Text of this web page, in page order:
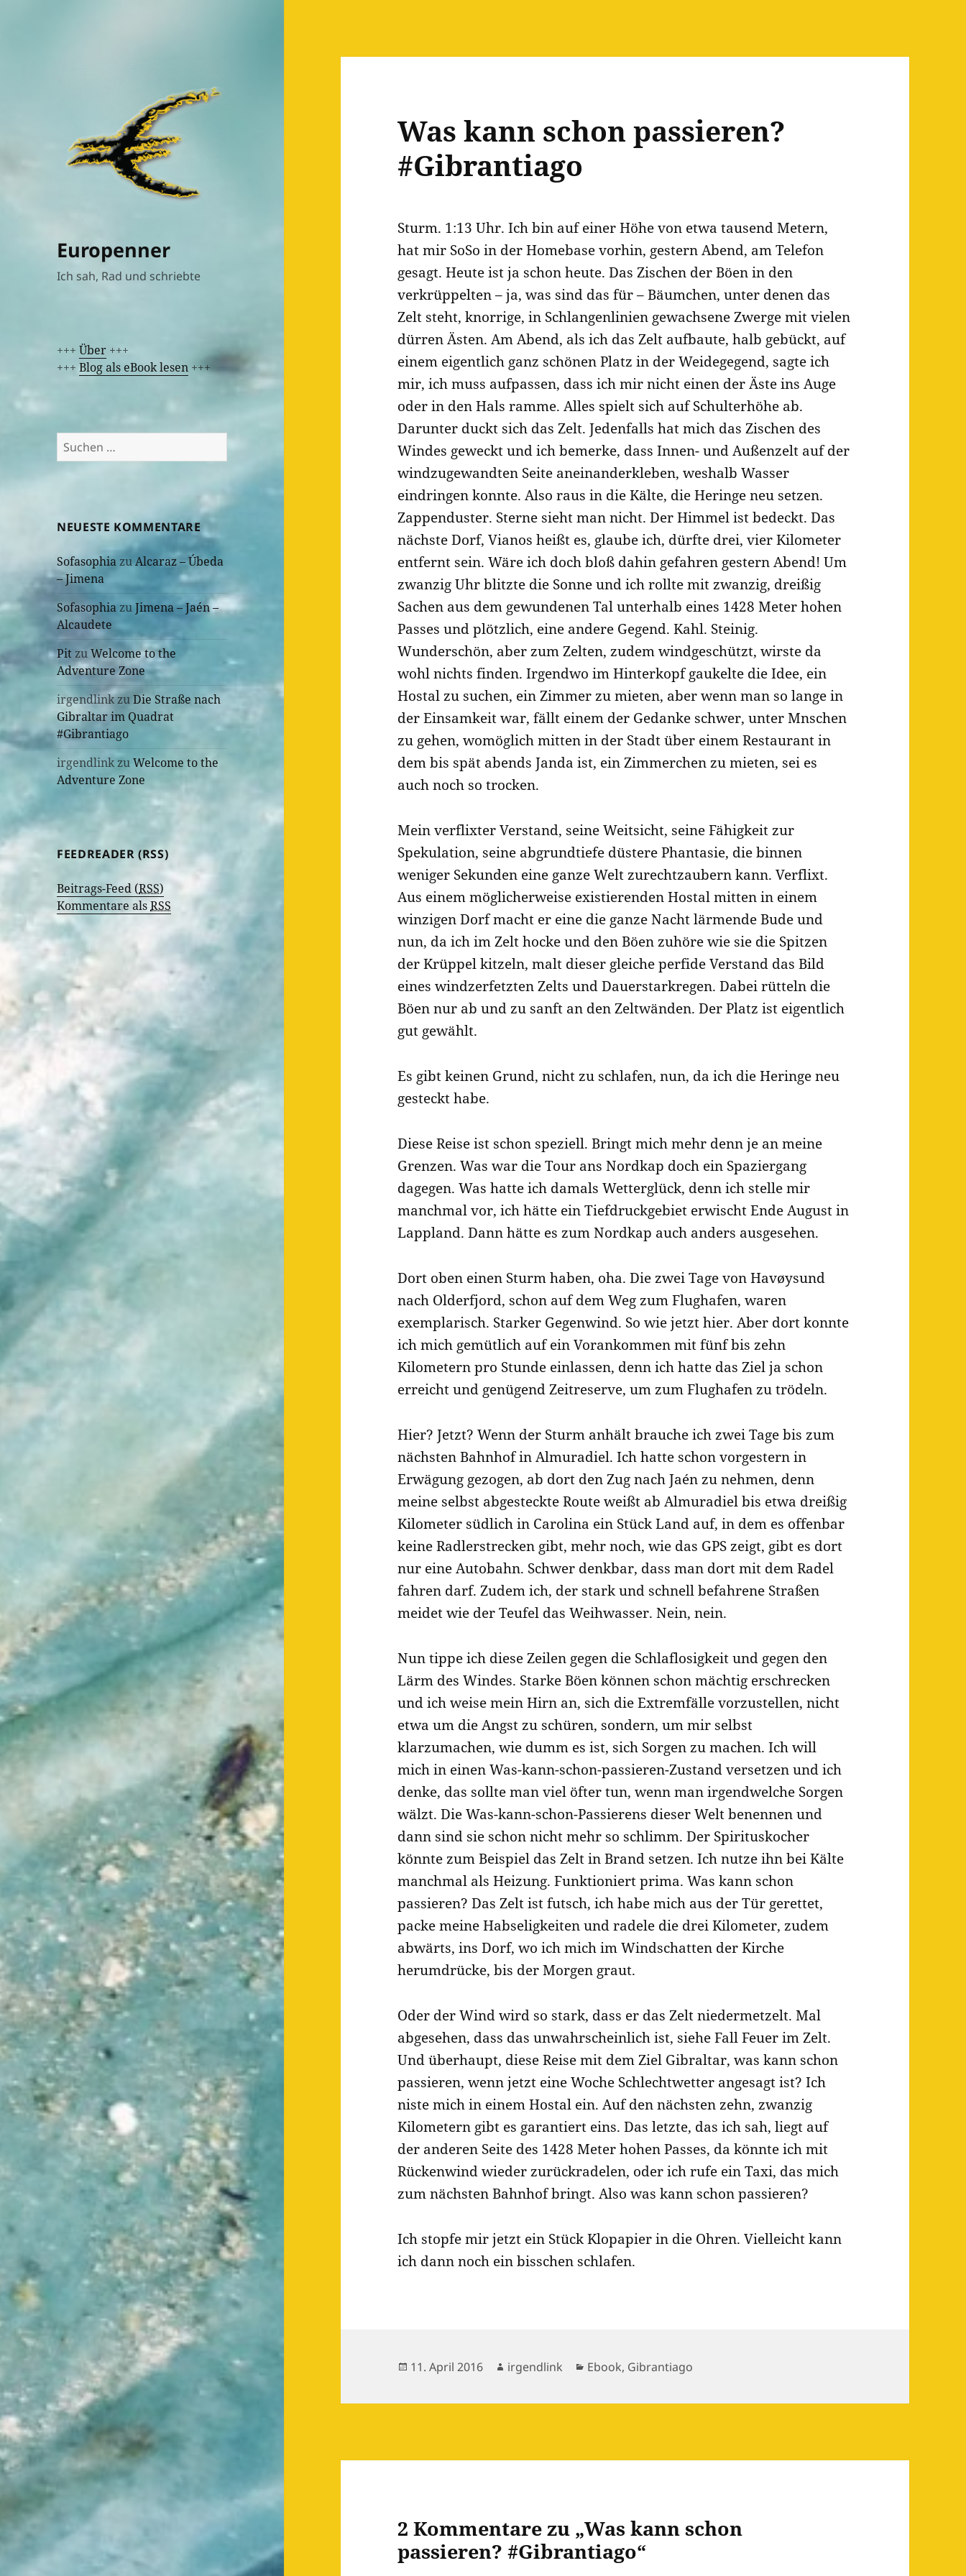
Europenner
Ich sah, Rad und schriebte
+++Über +++
+++Blog als eBook lesen +++
Suchen
nach:
NEUESTE KOMMENTARE
SofasophiazuAlcaraz – Úbeda
– Jimena
SofasophiazuJimena – Jaén –
Alcaudete
PitzuWelcome to the
Adventure Zone
irgendlinkzuDie Straße nach
Gibraltar im Quadrat
#Gibrantiago
irgendlinkzuWelcome to the
Adventure Zone
FEEDREADER (RSS)
Beitrags-Feed (RSS)
Kommentare alsRSS
Was kann schon passieren?
#Gibrantiago
Sturm. 1:13 Uhr. Ich bin auf einer Höhe von etwa tausend Metern,
hat mir SoSo in der Homebase vorhin, gestern Abend, am Telefon
gesagt. Heute ist ja schon heute. Das Zischen der Böen in den
verkrüppelten – ja, was sind das für – Bäumchen, unter denen das
Zelt steht, knorrige, in Schlangenlinien gewachsene Zwerge mit vielen
dürren Ästen. Am Abend, als ich das Zelt aufbaute, halb gebückt, auf
einem eigentlich ganz schönen Platz in der Weidegegend, sagte ich
mir, ich muss aufpassen, dass ich mir nicht einen der Äste ins Auge
oder in den Hals ramme. Alles spielt sich auf Schulterhöhe ab.
Darunter duckt sich das Zelt. Jedenfalls hat mich das Zischen des
Windes geweckt und ich bemerke, dass Innen- und Außenzelt auf der
windzugewandten Seite aneinanderkleben, weshalb Wasser
eindringen konnte. Also raus in die Kälte, die Heringe neu setzen.
Zappenduster. Sterne sieht man nicht. Der Himmel ist bedeckt. Das
nächste Dorf, Vianos heißt es, glaube ich, dürfte drei, vier Kilometer
entfernt sein. Wäre ich doch bloß dahin gefahren gestern Abend! Um
zwanzig Uhr blitzte die Sonne und ich rollte mit zwanzig, dreißig
Sachen aus dem gewundenen Tal unterhalb eines 1428 Meter hohen
Passes und plötzlich, eine andere Gegend. Kahl. Steinig.
Wunderschön, aber zum Zelten, zudem windgeschützt, wirste da
wohl nichts finden. Irgendwo im Hinterkopf gaukelte die Idee, ein
Hostal zu suchen, ein Zimmer zu mieten, aber wenn man so lange in
der Einsamkeit war, fällt einem der Gedanke schwer, unter Mnschen
zu gehen, womöglich mitten in der Stadt über einem Restaurant in
dem bis spät abends Janda ist, ein Zimmerchen zu mieten, sei es
auch noch so trocken.
Mein verflixter Verstand, seine Weitsicht, seine Fähigkeit zur
Spekulation, seine abgrundtiefe düstere Phantasie, die binnen
weniger Sekunden eine ganze Welt zurechtzaubern kann. Verflixt.
Aus einem möglicherweise existierenden Hostal mitten in einem
winzigen Dorf macht er eine die ganze Nacht lärmende Bude und
nun, da ich im Zelt hocke und den Böen zuhöre wie sie die Spitzen
der Krüppel kitzeln, malt dieser gleiche perfide Verstand das Bild
eines windzerfetzten Zelts und Dauerstarkregen. Dabei rütteln die
Böen nur ab und zu sanft an den Zeltwänden. Der Platz ist eigentlich
gut gewählt.
Es gibt keinen Grund, nicht zu schlafen, nun, da ich die Heringe neu
gesteckt habe.
Diese Reise ist schon speziell. Bringt mich mehr denn je an meine
Grenzen. Was war die Tour ans Nordkap doch ein Spaziergang
dagegen. Was hatte ich damals Wetterglück, denn ich stelle mir
manchmal vor, ich hätte ein Tiefdruckgebiet erwischt Ende August in
Lappland. Dann hätte es zum Nordkap auch anders ausgesehen.
Dort oben einen Sturm haben, oha. Die zwei Tage von Havøysund
nach Olderfjord, schon auf dem Weg zum Flughafen, waren
exemplarisch. Starker Gegenwind. So wie jetzt hier. Aber dort konnte
ich mich gemütlich auf ein Vorankommen mit fünf bis zehn
Kilometern pro Stunde einlassen, denn ich hatte das Ziel ja schon
erreicht und genügend Zeitreserve, um zum Flughafen zu trödeln.
Hier? Jetzt? Wenn der Sturm anhält brauche ich zwei Tage bis zum
nächsten Bahnhof in Almuradiel. Ich hatte schon vorgestern in
Erwägung gezogen, ab dort den Zug nach Jaén zu nehmen, denn
meine selbst abgesteckte Route weißt ab Almuradiel bis etwa dreißig
Kilometer südlich in Carolina ein Stück Land auf, in dem es offenbar
keine Radlerstrecken gibt, mehr noch, wie das GPS zeigt, gibt es dort
nur eine Autobahn. Schwer denkbar, dass man dort mit dem Radel
fahren darf. Zudem ich, der stark und schnell befahrene Straßen
meidet wie der Teufel das Weihwasser. Nein, nein.
Nun tippe ich diese Zeilen gegen die Schlaflosigkeit und gegen den
Lärm des Windes. Starke Böen können schon mächtig erschrecken
und ich weise mein Hirn an, sich die Extremfälle vorzustellen, nicht
etwa um die Angst zu schüren, sondern, um mir selbst
klarzumachen, wie dumm es ist, sich Sorgen zu machen. Ich will
mich in einen Was-kann-schon-passieren-Zustand versetzen und ich
denke, das sollte man viel öfter tun, wenn man irgendwelche Sorgen
wälzt. Die Was-kann-schon-Passierens dieser Welt benennen und
dann sind sie schon nicht mehr so schlimm. Der Spirituskocher
könnte zum Beispiel das Zelt in Brand setzen. Ich nutze ihn bei Kälte
manchmal als Heizung. Funktioniert prima. Was kann schon
passieren? Das Zelt ist futsch, ich habe mich aus der Tür gerettet,
packe meine Habseligkeiten und radele die drei Kilometer, zudem
abwärts, ins Dorf, wo ich mich im Windschatten der Kirche
herumdrücke, bis der Morgen graut.
Oder der Wind wird so stark, dass er das Zelt niedermetzelt. Mal
abgesehen, dass das unwahrscheinlich ist, siehe Fall Feuer im Zelt.
Und überhaupt, diese Reise mit dem Ziel Gibraltar, was kann schon
passieren, wenn jetzt eine Woche Schlechtwetter angesagt ist? Ich
niste mich in einem Hostal ein. Auf den nächsten zehn, zwanzig
Kilometern gibt es garantiert eins. Das letzte, das ich sah, liegt auf
der anderen Seite des 1428 Meter hohen Passes, da könnte ich mit
Rückenwind wieder zurückradelen, oder ich rufe ein Taxi, das mich
zum nächsten Bahnhof bringt. Also was kann schon passieren?
Ich stopfe mir jetzt ein Stück Klopapier in die Ohren. Vielleicht kann
ich dann noch ein bisschen schlafen.
Veröffentlicht
11. April 2016 Autor
irgendlink Kategorien
Ebook, Gibrantiago
2 Kommentare zu „Was kann schon
passieren? #Gibrantiago“